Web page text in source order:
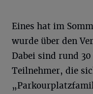
Eines hat im
wurde über den
Dabei sind rund
Teilnehmer, die